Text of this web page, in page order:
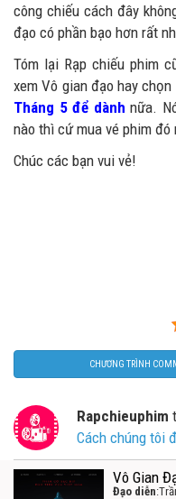
công chiếu cách đây
đạo có phần bạo hơn rất
Tóm lại Rạp chiếu phim
xem Vô gian đạo hay
Tháng 5 để dành nữa.
nào thì cứ mua vé phim đó
Chúc các bạn vui vẻ!
CHƯƠNG TRÌNH
Rapchieuphim
Cách chúng tôi
Vô Gian
Đạo diễn